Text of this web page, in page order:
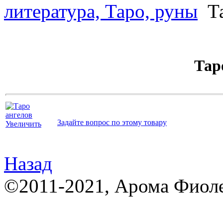
литература, Таро, руны
Увеличить Задайте вопрос по этому товару
Назад
©2011-2021, Арома